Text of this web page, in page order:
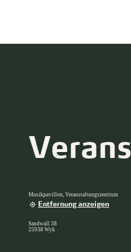
Musikpavillon, Veranstaltungszentrum
Entfernung anzeigen
Sandwall 38
25938 Wyk